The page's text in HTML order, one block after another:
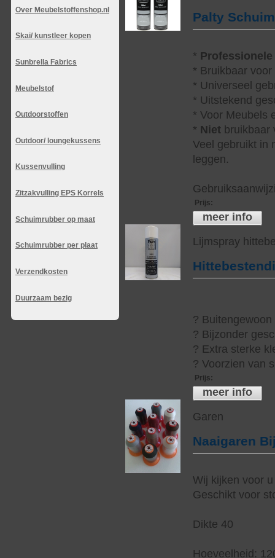
Over Meubelstoffenshop.nl
Skai/ kunstleer kopen
Sunbrella Fabrics
Meubelstof
Outdoorstoffen
Outdoor/ loungekussens
Kussenvulling
Zitzakvulling EPS Korrels
Schuimrubber op maat
Schuimrubber per plaat
Verzendkosten
Duurzaam bezig
Palty
* Professionele
* Bruikbaar
* Universeel
* Uitstekend
* Voor Meubels
* Niet bruikbaar
Veel gebruikt in
leggen.
Prijs:
meer info
Lijmspray
?
? Bijzonder
? Extra sterke
? Voorzien van
Prijs:
meer info
Garen
Naaigaren
Wij kijken voor
Geschikt voor
Dikte 40
Hoeveelheid: